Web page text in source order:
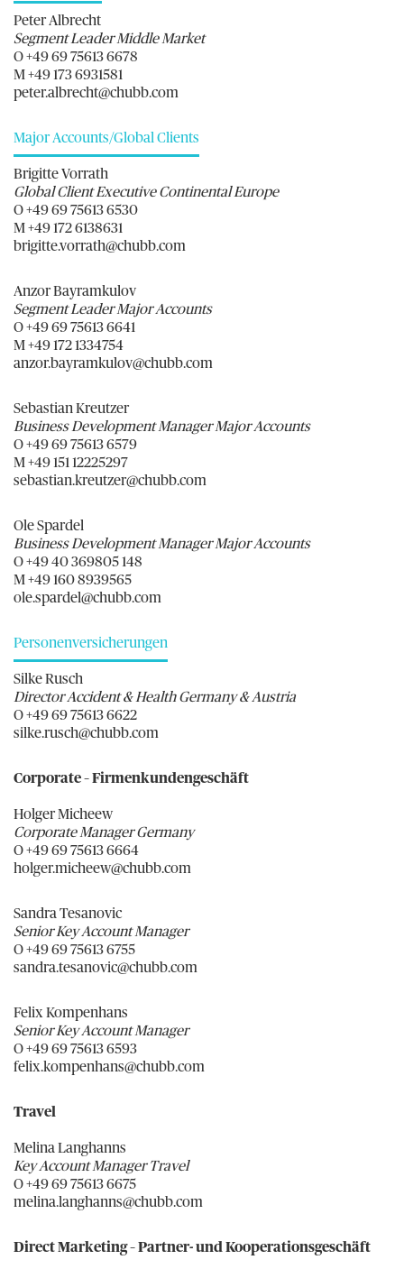
Peter Albrecht
Segment Leader Middle Market
O +49 69 75613 6678
M +49 173 6931581
peter.albrecht@chubb.com
Major Accounts/Global Clients
Brigitte Vorrath
Global Client Executive Continental Europe
O +49 69 75613 6530
M +49 172 6138631
brigitte.vorrath@chubb.com
Anzor Bayramkulov
Segment Leader Major Accounts
O +49 69 75613 6641
M +49 172 1334754
anzor.bayramkulov@chubb.com
Sebastian Kreutzer
Business Development Manager Major Accounts
O +49 69 75613 6579
M +49 151 12225297
sebastian.kreutzer@chubb.com
Ole Spardel
Business Development Manager Major Accounts
O +49 40 369805 148
M +49 160 8939565
ole.spardel@chubb.com
Personenversicherungen
Silke Rusch
Director Accident & Health Germany & Austria
O +49 69 75613 6622
silke.rusch@chubb.com
Corporate – Firmenkundengeschäft
Holger Micheew
Corporate Manager Germany
O +49 69 75613 6664
holger.micheew@chubb.com
Sandra Tesanovic
Senior Key Account Manager
O +49 69 75613 6755
sandra.tesanovic@chubb.com
Felix Kompenhans
Senior Key Account Manager
O +49 69 75613 6593
felix.kompenhans@chubb.com
Travel
Melina Langhanns
Key Account Manager Travel
O +49 69 75613 6675
melina.langhanns@chubb.com
Direct Marketing – Partner- und Kooperationsgeschäft